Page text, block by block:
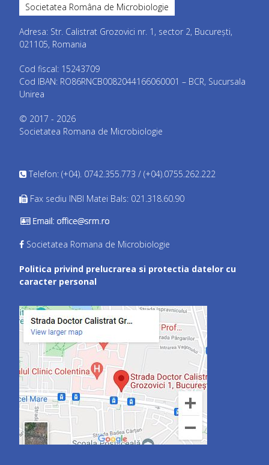
Societatea Româna de Microbiologie
Adresa: Str. Calistrat Grozovici nr. 1, sector 2, București,
021105, Romania
Cod fiscal: 15243709
Cod IBAN: RO86RNCB0082044166060001 – BCR, Sucursala
Unirea
© 2017 - 2026
Societatea Romana de Microbiologie
Telefon: (+04). 0742.355.773 / (+04).0755.262.222
Fax sediu INBI Matei Bals: 021.318.60.90
Societatea Romana de Microbiologie
Politica privind prelucrarea si protectia datelor cu
caracter personal